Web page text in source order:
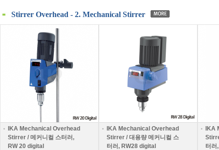
Stirrer Overhead - 2. Mechanical Stirrer
IKA Mechanical Overhead
Stirrer / 메커니컬 스터러,
RW 20 digital
IKA Mechanical Overhead
Stirrer / 대용량 메커니컬 스
터러, RW28 digital
IKA
터러